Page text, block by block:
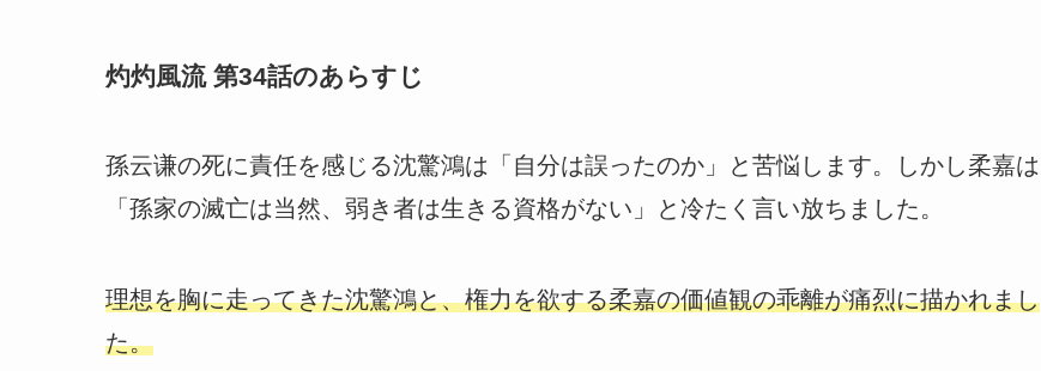
灼灼風流 第34話のあらすじ
孫云谦の死に責任を感じる沈驚鴻は「自分は誤ったのか」と苦悩します。しかし柔嘉は
「孫家の滅亡は当然、弱き者は生きる資格がない」と冷たく言い放ちました。
理想を胸に走ってきた沈驚鴻と、権力を欲する柔嘉の価値観の乖離が痛烈に描かれまし
た。